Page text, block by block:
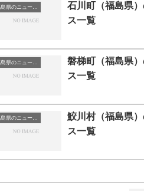
福島県のニュース一覧
石川町（福島県
ス一覧
福島県のニュース一覧
磐梯町（福島県
ス一覧
福島県のニュース一覧
鮫川村（福島県
ス一覧